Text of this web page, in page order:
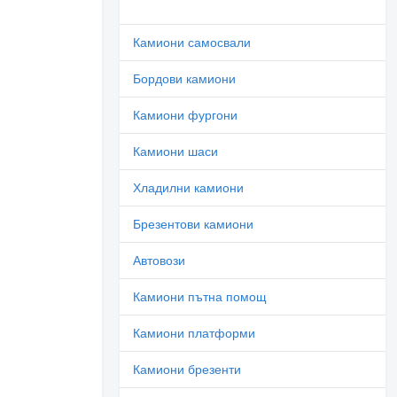
Камиони самосвали
Бордови камиони
Камиони фургони
Камиони шаси
Хладилни камиони
Брезентови камиони
Автовози
Камиони пътна помощ
Камиони платформи
Камиони брезенти